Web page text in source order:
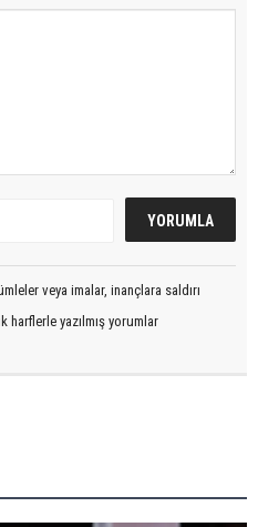
veya imalar, inançlara saldırı
harflerle yazılmış yorumlar